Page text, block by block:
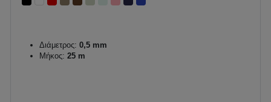
Διάμετρος: 0,5 mm
Μήκος: 25 m